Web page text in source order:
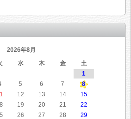
2026年8月
水 木 金
土
1
5 6 7
8
12 13 14
15
19 20 21
22
26 27 28
29